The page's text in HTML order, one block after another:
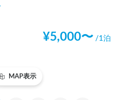
¥5,000〜 /1泊
MAP表示